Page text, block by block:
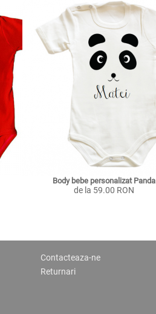
Body bebe personalizat Panda
de la 59.00 RON
Contacteaza-ne
Returnari